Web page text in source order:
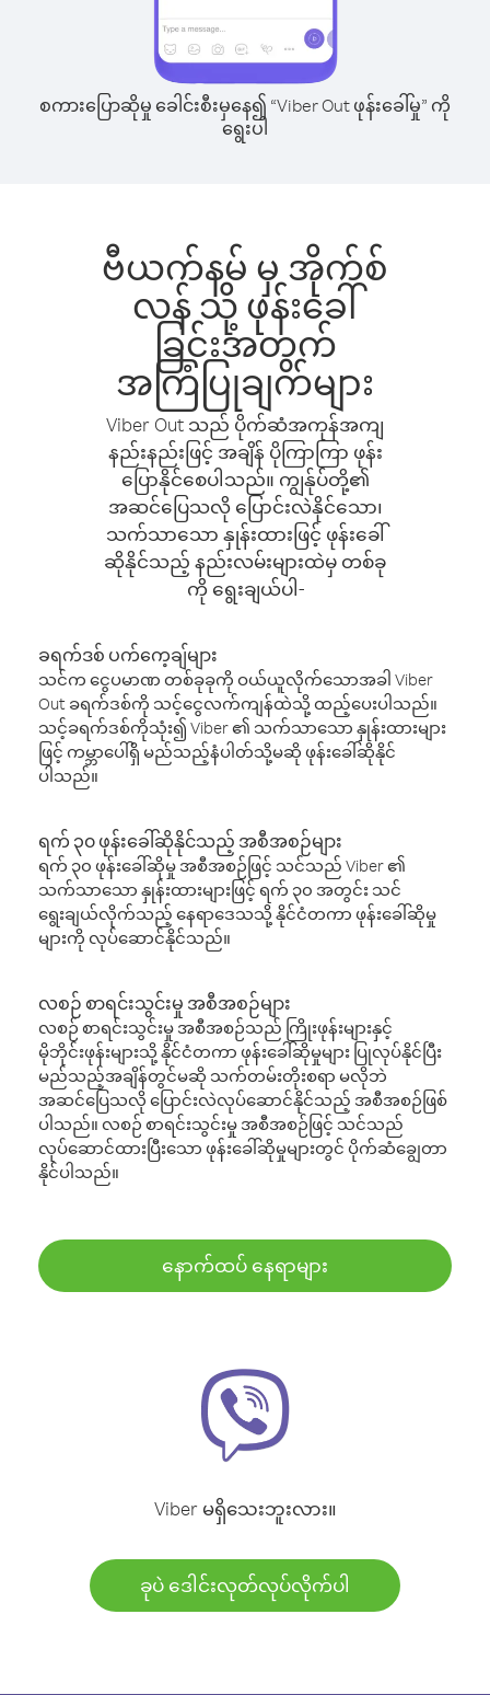
စကားပြောဆိုမှု ခေါင်းစီးမှနေ၍ “Viber Out ဖုန်းခေါ်မှု” ကို
ရွေးပါ
ဗီယက်နမ် မှ အိုက်စ်
လန် သို့ ဖုန်းခေါ်
ခြင်းအတွက်
အကြံပြုချက်များ
Viber Out သည် ပိုက်ဆံအကုန်အကျ
နည်းနည်းဖြင့် အချိန် ပိုကြာကြာ ဖုန်း
ပြောနိုင်စေပါသည်။ ကျွန်ုပ်တို့၏
အဆင်ပြေသလို ပြောင်းလဲနိုင်သော၊
သက်သာသော နှုန်းထားဖြင့် ဖုန်းခေါ်
ဆိုနိုင်သည့် နည်းလမ်းများထဲမှ တစ်ခု
ကို ရွေးချယ်ပါ-
ခရက်ဒစ် ပက်ကေ့ချ်များ
သင်က ငွေပမာဏ တစ်ခုခုကို ဝယ်ယူလိုက်သောအခါ Viber
Out ခရက်ဒစ်ကို သင့်ငွေလက်ကျန်ထဲသို့ ထည့်ပေးပါသည်။
သင့်ခရက်ဒစ်ကိုသုံး၍ Viber ၏ သက်သာသော နှုန်းထားများ
ဖြင့် ကမ္ဘာပေါ်ရှိ မည်သည့်နံပါတ်သို့မဆို ဖုန်းခေါ်ဆိုနိုင်
ပါသည်။
ရက် ၃၀ ဖုန်းခေါ်ဆိုနိုင်သည့် အစီအစဉ်များ
ရက် ၃၀ ဖုန်းခေါ်ဆိုမှု အစီအစဉ်ဖြင့် သင်သည် Viber ၏
သက်သာသော နှုန်းထားများဖြင့် ရက် ၃၀ အတွင်း သင်
ရွေးချယ်လိုက်သည့် နေရာဒေသသို့ နိုင်ငံတကာ ဖုန်းခေါ်ဆိုမှု
များကို လုပ်ဆောင်နိုင်သည်။
လစဉ် စာရင်းသွင်းမှု အစီအစဉ်များ
လစဉ် စာရင်းသွင်းမှု အစီအစဉ်သည် ကြိုးဖုန်းများနှင့်
မိုဘိုင်းဖုန်းများသို့ နိုင်ငံတကာ ဖုန်းခေါ်ဆိုမှုများ ပြုလုပ်နိုင်ပြီး
မည်သည့်အချိန်တွင်မဆို သက်တမ်းတိုးစရာ မလိုဘဲ
အဆင်ပြေသလို ပြောင်းလဲလုပ်ဆောင်နိုင်သည့် အစီအစဉ်ဖြစ်
ပါသည်။ လစဉ် စာရင်းသွင်းမှု အစီအစဉ်ဖြင့် သင်သည်
လုပ်ဆောင်ထားပြီးသော ဖုန်းခေါ်ဆိုမှုများတွင် ပိုက်ဆံချွေတာ
နိုင်ပါသည်။
နောက်ထပ် နေရာများ
Viber မရှိသေးဘူးလား။
ခုပဲ ဒေါင်းလုတ်လုပ်လိုက်ပါ